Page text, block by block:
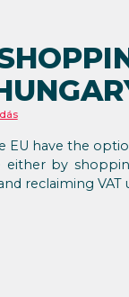
EU have the
either by
reclaiming VAT